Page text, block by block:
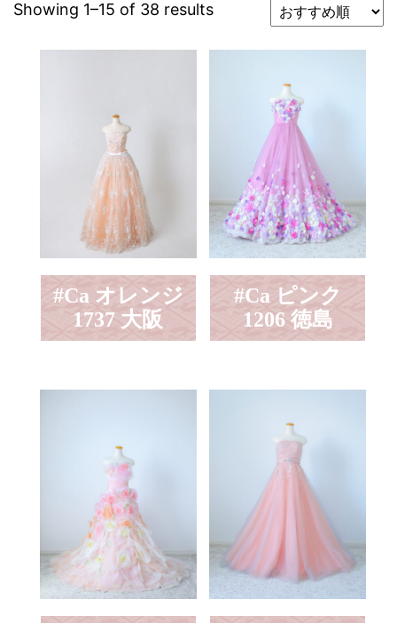
Showing 1–15 of 38 results
#Ca オレンジ
1737 大阪
#Ca ピンク
1206 徳島